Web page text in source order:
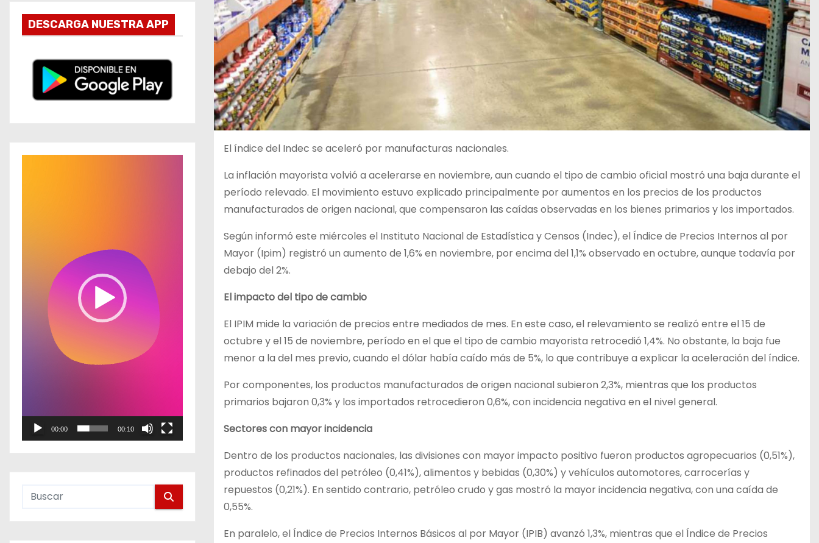
DESCARGA NUESTRA APP
d
00:00 00:10
El índice del Indec se aceleró por manufacturas nacionales.
La inflación mayorista volvió a acelerarse en noviembre, aun cuando el tipo de cambio oficial mostró una baja durante el
período relevado. El movimiento estuvo explicado principalmente por aumentos en los precios de los productos
manufacturados de origen nacional, que compensaron las caídas observadas en los bienes primarios y los importados.
Según informó este miércoles el Instituto Nacional de Estadística y Censos (Indec), el Índice de Precios Internos al por
Mayor (Ipim) registró un aumento de 1,6% en noviembre, por encima del 1,1% observado en octubre, aunque todavía por
debajo del 2%.
El impacto del tipo de cambio
El IPIM mide la variación de precios entre mediados de mes. En este caso, el relevamiento se realizó entre el 15 de
octubre y el 15 de noviembre, período en el que el tipo de cambio mayorista retrocedió 1,4%. No obstante, la baja fue
menor a la del mes previo, cuando el dólar había caído más de 5%, lo que contribuye a explicar la aceleración del índice.
Por componentes, los productos manufacturados de origen nacional subieron 2,3%, mientras que los productos
primarios bajaron 0,3% y los importados retrocedieron 0,6%, con incidencia negativa en el nivel general.
Sectores con mayor incidencia
Dentro de los productos nacionales, las divisiones con mayor impacto positivo fueron productos agropecuarios (0,51%),
productos refinados del petróleo (0,41%), alimentos y bebidas (0,30%) y vehículos automotores, carrocerías y
repuestos (0,21%). En sentido contrario, petróleo crudo y gas mostró la mayor incidencia negativa, con una caída de
0,55%.
En paralelo, el Índice de Precios Internos Básicos al por Mayor (IPIB) avanzó 1,3%, mientras que el Índice de Precios